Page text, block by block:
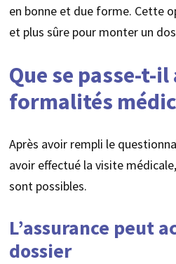
en bonne et due forme. Cette
et plus sûre pour monter un
Que se passe-t-
formalités
Après avoir rempli le
avoir effectué la visite
sont possibles.
L’assurance peut
dossier